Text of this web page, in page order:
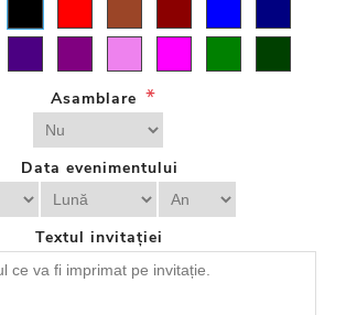
Asamblare *
Data evenimentului
Textul invitației